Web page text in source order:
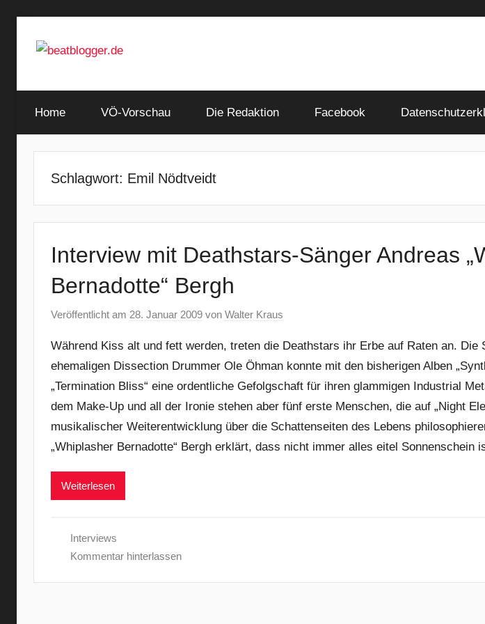
Inhalt
beatblogger.de
and
the
Home VÖ-Vorschau Die Redaktion Facebook
Schlagwort: Emil Nödtveidt
Interview mit Deathstars-Sänger Andreas
Bernadotte“ Bergh
Veröffentlicht am 28. Januar 2009 von Walter Kraus
Während Kiss alt und fett werden, treten die Deathstars ihr Erbe auf Raten an. Die
ehemaligen Dissection Drummer Ole Öhman konnte mit den bisherigen Alben
„Termination Bliss“ eine ordentliche Gefolgschaft für ihren glammigen Industrial
dem Make-Up und all der Ironie stehen aber fünf erste Menschen, die auf „Night
musikalischer Weiterentwicklung über die Schattenseiten des Lebens
„Whiplasher Bernadotte“ Bergh erklärt, dass nicht immer alles eitel Sonnenschein
Weiterlesen
Interviews
Kommentar hinterlassen